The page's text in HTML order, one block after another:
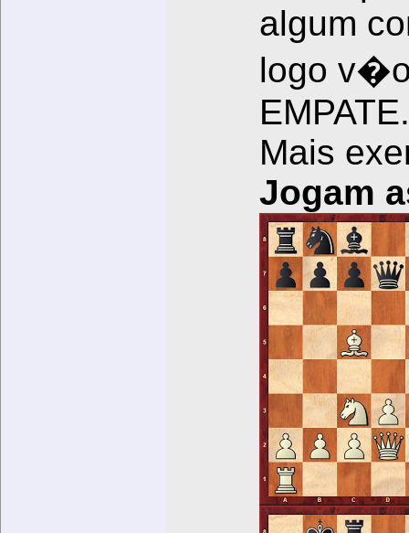
algum
logo
EMPATE.
Mais
Jogam